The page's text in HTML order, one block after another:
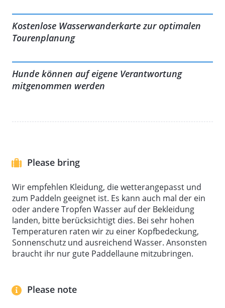
gelungene Paddeltour benötigt:
Wasserkarten inklusive Tour Empfehlungen für die
gewünschte Paddeldauer
Seesäcke (gegen einen kleinen Aufpreis)
Routen- und Paddeleinweisung durch geschultes
Kostenlose Wasserwanderkarte zur optimalen
Tourenplanung
Hunde können auf eigene Verantwortung
mitgenommen werden
Please bring
Wir empfehlen Kleidung, die wetterangepasst und
zum Paddeln geeignet ist. Es kann auch mal der ein
oder andere Tropfen Wasser auf der Bekleidung
landen, bitte berücksichtigt dies. Bei sehr hohen
Temperaturen raten wir zu einer Kopfbedeckung,
Sonnenschutz und ausreichend Wasser. Ansonsten
braucht ihr nur gute Paddellaune mitzubringen.
Please note